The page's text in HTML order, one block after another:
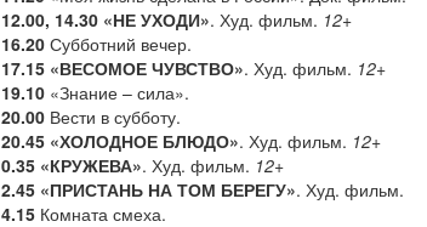
12.00, 14.30 «НЕ УХОДИ». Худ. фильм. 12+
16.20Субботний вечер.
17.15 «ВЕСОМОЕ ЧУВСТВО». Худ. фильм. 12+
19.10«Знание – сила».
20.00Вести в субботу.
20.45 «ХОЛОДНОЕ БЛЮДО». Худ. фильм. 12+
0.35 «КРУЖЕВА». Худ. фильм. 12+
2.45 «ПРИСТАНЬ НА ТОМ БЕРЕГУ». Худ. фильм.
4.15Комната смеха.